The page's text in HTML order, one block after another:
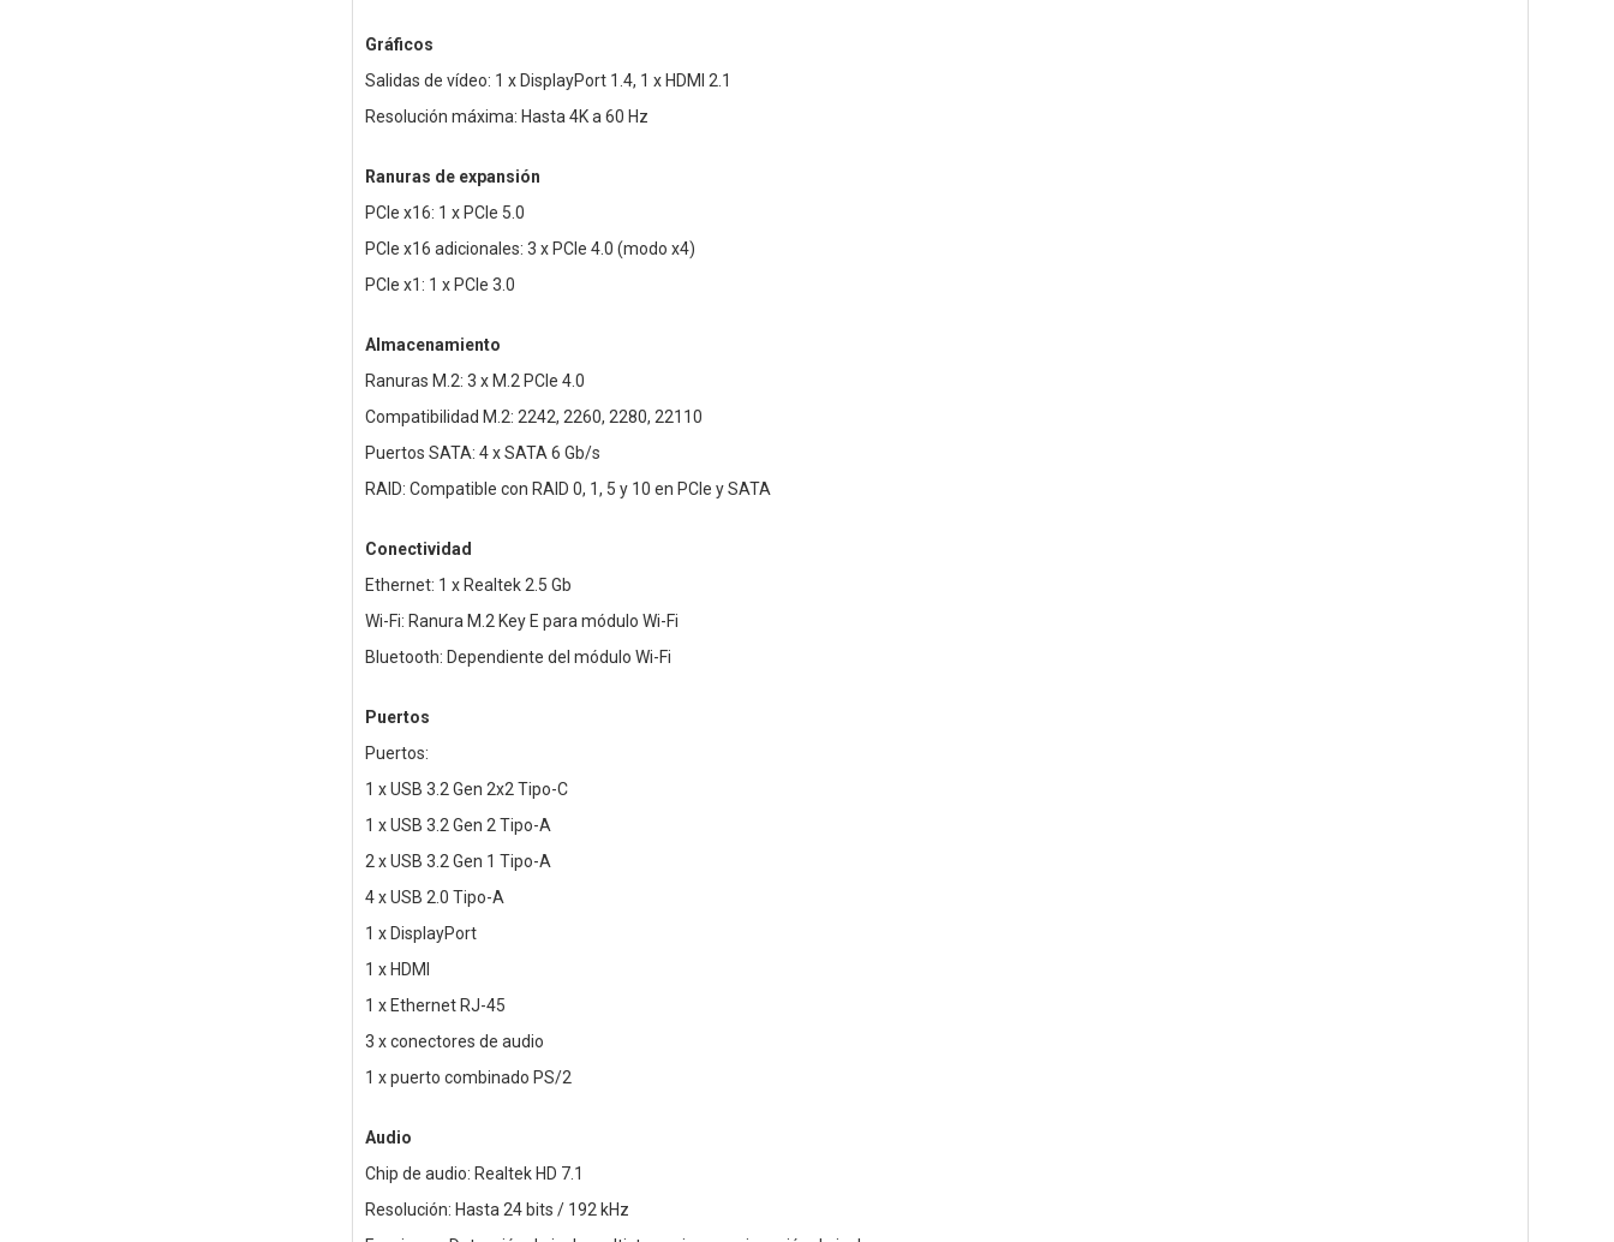
Gráficos
Salidas de vídeo: 1 x DisplayPort 1.4, 1 x HDMI 2.1
Resolución máxima: Hasta 4K a 60 Hz
Ranuras de expansión
PCIe x16: 1 x PCIe 5.0
PCIe x16 adicionales: 3 x PCIe 4.0 (modo x4)
PCIe x1: 1 x PCIe 3.0
Almacenamiento
Ranuras M.2: 3 x M.2 PCIe 4.0
Compatibilidad M.2: 2242, 2260, 2280, 22110
Puertos SATA: 4 x SATA 6 Gb/s
RAID: Compatible con RAID 0, 1, 5 y 10 en PCIe y SATA
Conectividad
Ethernet: 1 x Realtek 2.5 Gb
Wi-Fi: Ranura M.2 Key E para módulo Wi-Fi
Bluetooth: Dependiente del módulo Wi-Fi
Puertos
Puertos:
1 x USB 3.2 Gen 2x2 Tipo-C
1 x USB 3.2 Gen 2 Tipo-A
2 x USB 3.2 Gen 1 Tipo-A
4 x USB 2.0 Tipo-A
1 x DisplayPort
1 x HDMI
1 x Ethernet RJ-45
3 x conectores de audio
1 x puerto combinado PS/2
Audio
Chip de audio: Realtek HD 7.1
Resolución: Hasta 24 bits / 192 kHz